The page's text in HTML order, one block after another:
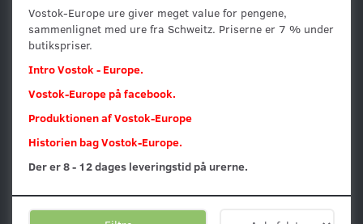
Vostok-Europe ure giver meget value for pengene,
sammenlignet med ure fra Schweitz. Priserne er 7 % under
butikspriser.
Intro Vostok - Europe.
Vostok-Europe på facebook.
Produktionen af Vostok-Europe
Historien bag Vostok-Europe.
Der er 8 - 12 dages leveringstid på urerne.